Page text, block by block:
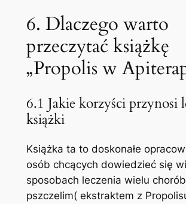
6. Dlaczego warto
przeczytać książkę
„Propolis w
6.1 Jakie korzyści przynosi
książki
Książka ta to doskonałe
osób chcących dowiedzieć się
sposobach leczenia wielu
pszczelim( ekstraktem z